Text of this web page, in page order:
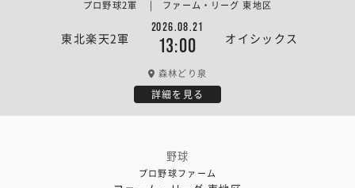
東北楽天2軍
2026.08.21
13:00 オイシックス
プロ野球2軍 | ファーム・リーグ 東地区
森林どり泉
詳細を見る
野球
プロ野球ファーム